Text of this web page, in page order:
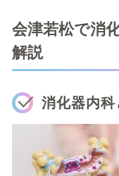
会津若松で消
解説
消化器内科